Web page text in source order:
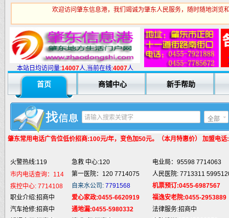
欢迎访问肇东信息港，我们竭诚为肇东人民服务，随时随地浏览
本站日均访问量:14007人,当前在线:4007人
首页 商铺中心 新手帮助
全部
肇东常用电话广告位低价招商:100元/年，变色加50元。（本月特惠价） 加盟电
火警热线:119 急救 中心:120
电业局：95598 7714063
市内电话查询：114
第一医院：120 7714075
人民医院: 7713311
疾控中心:7714108 自来水公司:7791568
机票预订:0455-6987567
职业介绍:招商中
汽车抢修:招商中
通地漏:0455-5980332
法律服务:招商中
婚庆庆典:招商中
快递服务:招商中
专业刷墙:15945980325
纯 净 水:招商中
蛋糕预定:招商中
房产中介:招商中
匪警热线:110
信息台:160
电脑维修:15945066378
火警热线:119
急救 中心:120
电业局：95598 7714063
市内电话查询：114
第一医院：120 7714075
人民医院: 7713311
疾控中心: 7714108 自来水公司: 7791568
机票预订:0455-6987567
职业介绍:招商中
爱心家政:0455-6620919
福逸安老院:0455-2953889
汽车抢修:招商中
通地漏:0455-5980332
法律服务:招商中